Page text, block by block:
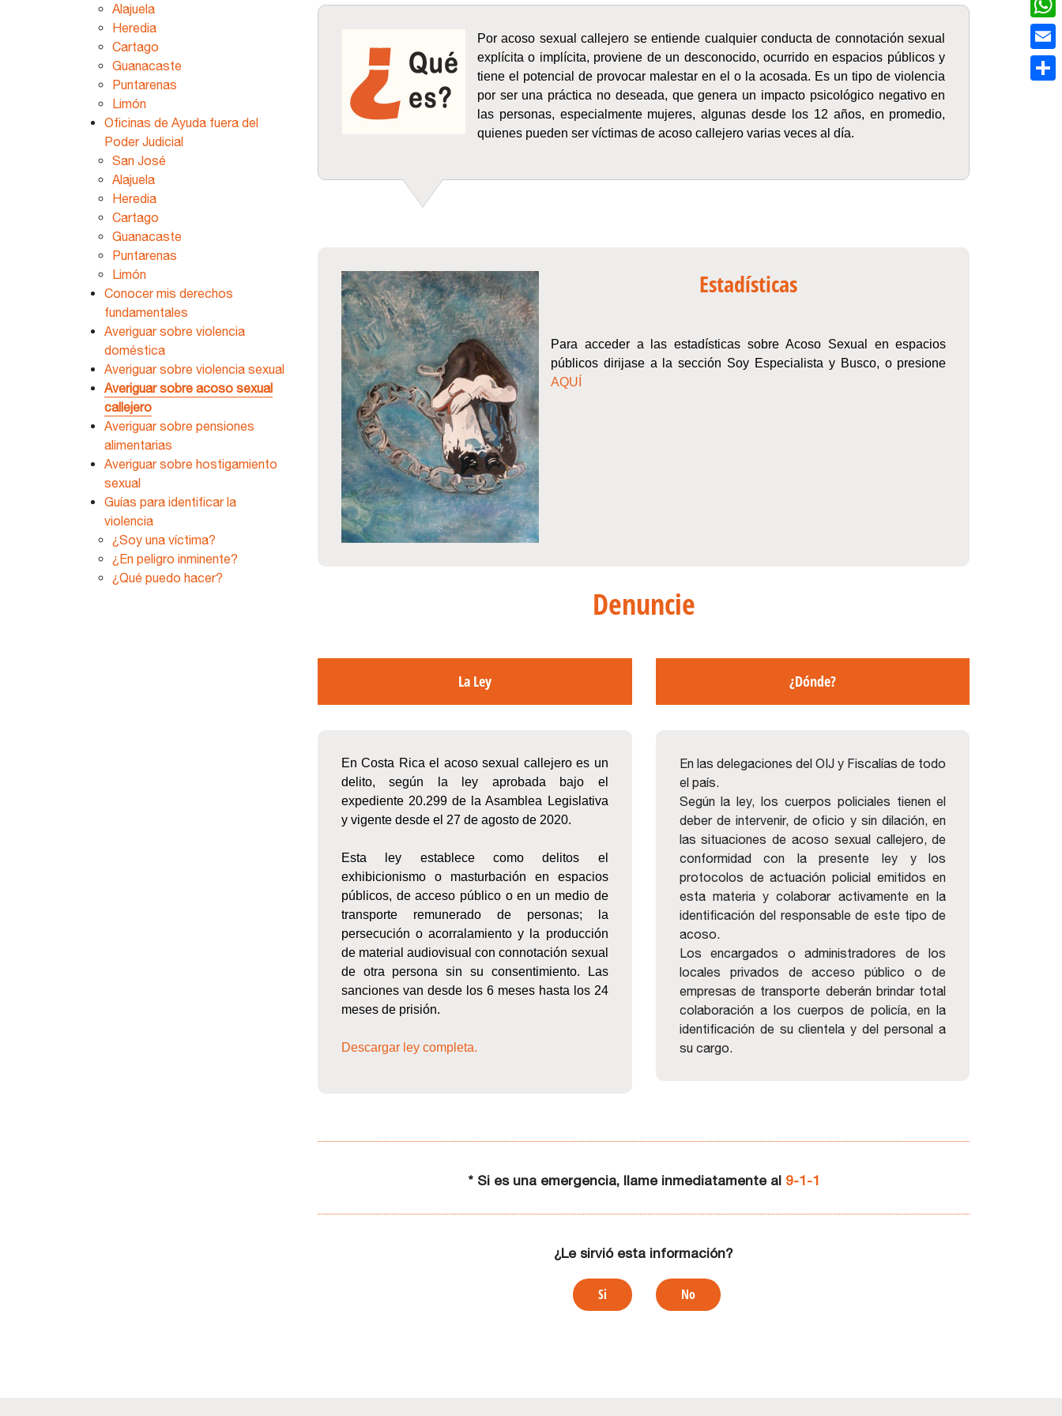
Alajuela
Heredia
Cartago
Guanacaste
Puntarenas
Limón
Oficinas de Ayuda fuera del
Poder Judicial
San José
Alajuela
Heredia
Cartago
Guanacaste
Puntarenas
Limón
Conocer mis derechos
fundamentales
Averiguar sobre violencia
doméstica
Averiguar sobre violencia sexual
Averiguar sobre acoso sexual
callejero
Averiguar sobre pensiones
alimentarias
Averiguar sobre hostigamiento
sexual
Guías para identificar la
violencia
¿Soy una víctima?
¿En peligro inminente?
¿Qué puedo hacer?
Por acoso sexual callejero se entiende cualquier conducta de connotación sexual
explícita o implícita, proviene de un desconocido, ocurrido en espacios públicos y
tiene el potencial de provocar malestar en el o la acosada. Es un tipo de violencia
por ser una práctica no deseada, que genera un impacto psicológico negativo en
las personas, especialmente mujeres, algunas desde los 12 años, en promedio,
quienes pueden ser víctimas de acoso callejero varias veces al día.
Estadísticas
Para acceder a las estadísticas sobre Acoso Sexual en espacios
públicos dirijase a la sección Soy Especialista y Busco, o presione
AQUÍ
Denuncie
La Ley
En Costa Rica el acoso sexual callejero es un
delito, según la ley aprobada bajo el
expediente 20.299 de la Asamblea Legislativa
y vigente desde el 27 de agosto de 2020.
Esta ley establece como delitos el
exhibicionismo o masturbación en espacios
públicos, de acceso público o en un medio de
transporte remunerado de personas; la
persecución o acorralamiento y la producción
de material audiovisual con connotación sexual
de otra persona sin su consentimiento. Las
sanciones van desde los 6 meses hasta los 24
meses de prisión.
Descargar ley completa.
¿Dónde?
En las delegaciones del OIJ y Fiscalías de todo
el país.
Según la ley, los cuerpos policiales tienen el
deber de intervenir, de oficio y sin dilación, en
las situaciones de acoso sexual callejero, de
conformidad con la presente ley y los
protocolos de actuación policial emitidos en
esta materia y colaborar activamente en la
identificación del responsable de este tipo de
acoso.
Los encargados o administradores de los
locales privados de acceso público o de
empresas de transporte deberán brindar total
colaboración a los cuerpos de policía, en la
identificación de su clientela y del personal a
su cargo.
* Si es una emergencia, llame inmediatamente al 9-1-1
¿Le sirvió esta información?
Si No
Email